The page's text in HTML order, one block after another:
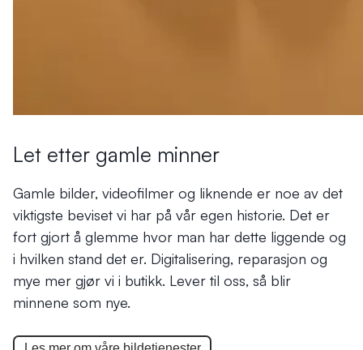
Let etter gamle minner
Gamle bilder, videofilmer og liknende er noe av det
viktigste beviset vi har på vår egen historie. Det er
fort gjort å glemme hvor man har dette liggende og
i hvilken stand det er. Digitalisering, reparasjon og
mye mer gjør vi i butikk. Lever til oss, så blir
minnene som nye.